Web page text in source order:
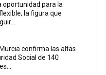
oportunidad para la
la figura que
confirma las altas
Social de 140